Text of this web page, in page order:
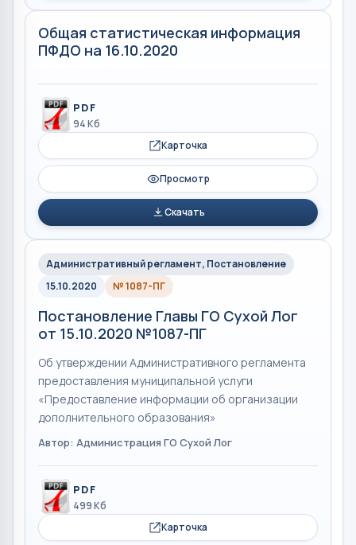
Общая статистическая информация
ПФДО на 16.10.2020
PDF
94 Кб
Карточка
Просмотр
Скачать
Административный регламент, Постановление
15.10.2020
№ 1087-ПГ
Постановление Главы ГО Сухой Лог
от 15.10.2020 №1087-ПГ
Об утверждении Административного регламента
предоставления муниципальной услуги
«Предоставление информации об организации
дополнительного образования»
Автор: Администрация ГО Сухой Лог
PDF
499 Кб
Карточка